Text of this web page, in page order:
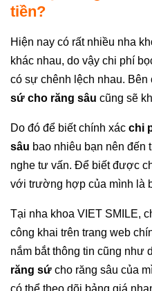
tiền?
Hiện nay có rất nhiều nha
khác nhau, do vậy chi phí
có sự chênh lệch nhau.
sứ cho răng sâu cũng sẽ
Do đó để biết chính xác chi
sâu bao nhiêu bạn nên đến
nghe tư vấn. Để biết được
với trường hợp của mình là
Tại nha khoa VIET SMILE,
công khai trên trang web
nắm bắt thông tin cũng như
răng sứ cho răng sâu của
có thể theo dõi bảng giá